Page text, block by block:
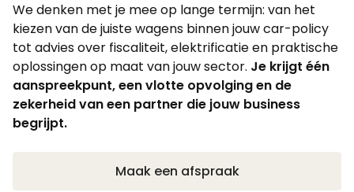
We denken met je mee op lange termijn: van het
kiezen van de juiste wagens binnen jouw car-policy
tot advies over fiscaliteit, elektrificatie en praktische
oplossingen op maat van jouw sector. Je krijgt één
aanspreekpunt, een vlotte opvolging en de
zekerheid van een partner die jouw business
begrijpt.
Maak een afspraak